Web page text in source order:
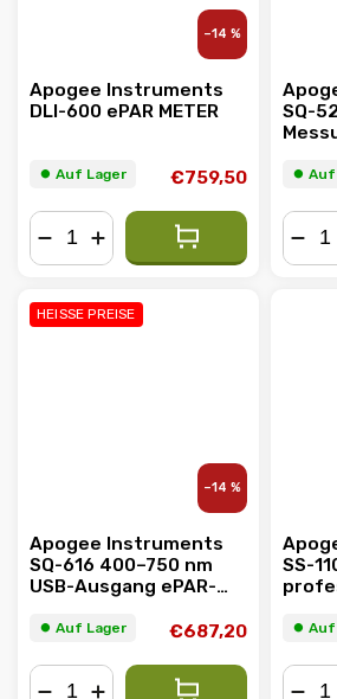
–14 %
Apogee Instruments
DLI-600 ePAR METER
⏺︎ Auf Lager €759,50
SQ-
⏺︎ Auf
HEISSE PREISE
–14 %
Apogee Instruments
SQ-616 400–750 nm
USB-Ausgang ePAR-
⏺︎ Auf Lager €687,20
SS-
⏺︎ Auf